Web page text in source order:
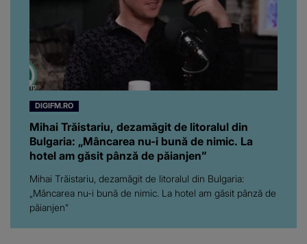
DIGIFM.RO
Mihai Trăistariu, dezamăgit de litoralul din
Bulgaria: „Mâncarea nu-i bună de nimic. La
hotel am găsit pânză de păianjen”
Mihai Trăistariu, dezamăgit de litoralul din Bulgaria:
„Mâncarea nu-i bună de nimic. La hotel am găsit pânză de
păianjen”